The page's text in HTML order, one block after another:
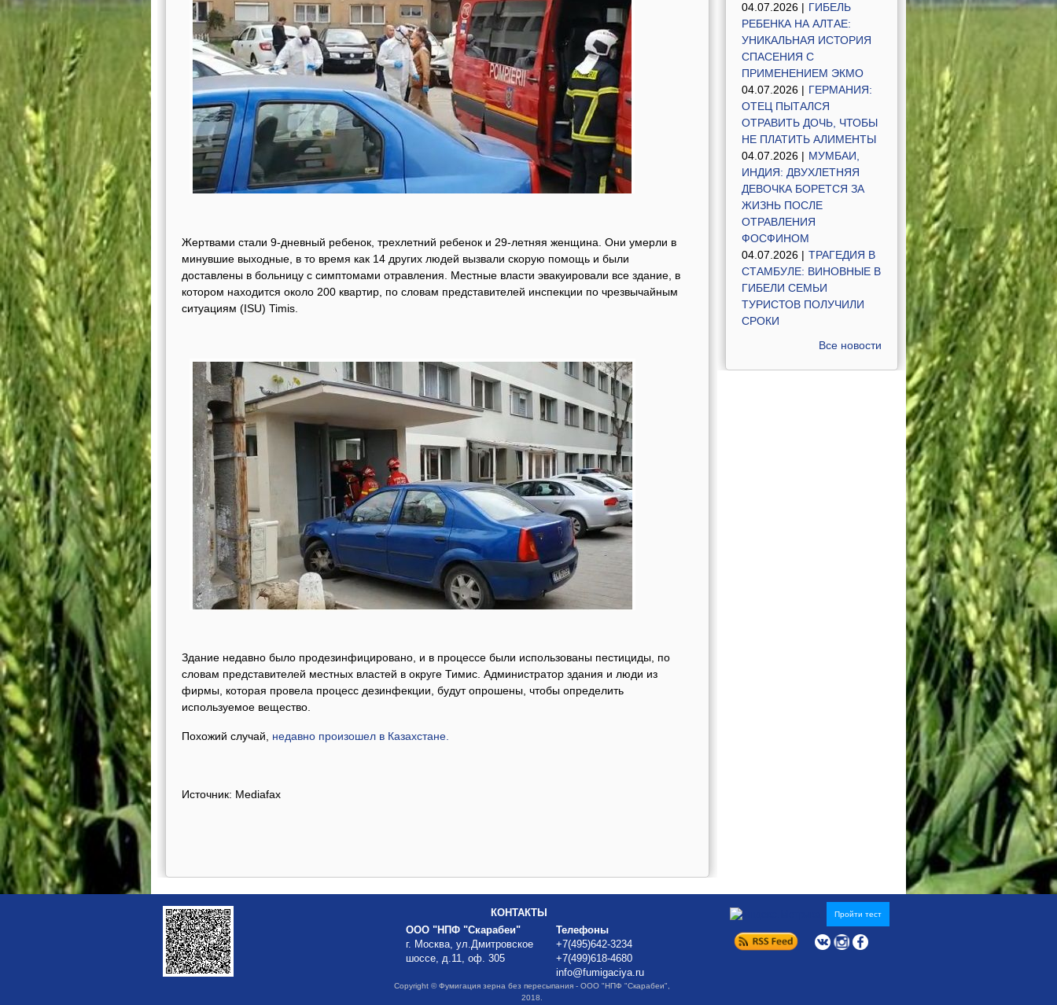
Жертвами стали 9-дневный ребенок, трехлетний ребенок и 29-летняя женщина. Они умерли в
минувшие выходные, в то время как 14 других людей вызвали скорую помощь и были
доставлены в больницу с симптомами отравления. Местные власти эвакуировали все здание, в
котором находится около 200 квартир, по словам представителей инспекции по чрезвычайным
ситуациям (ISU) Timis.
Здание недавно было продезинфицировано, и в процессе были использованы пестициды, по
словам представителей местных властей в округе Тимис. Администратор здания и люди из
фирмы, которая провела процесс дезинфекции, будут опрошены, чтобы определить
используемое вещество.
Похожий случай, недавно произошел в Казахстане.
Источник: Mediafax
04.07.2026 | ГИБЕЛЬ
РЕБЕНКА НА АЛТАЕ:
УНИКАЛЬНАЯ ИСТОРИЯ
СПАСЕНИЯ С
ПРИМЕНЕНИЕМ ЭКМО
04.07.2026 | ГЕРМАНИЯ:
ОТЕЦ ПЫТАЛСЯ
ОТРАВИТЬ ДОЧЬ, ЧТОБЫ
НЕ ПЛАТИТЬ АЛИМЕНТЫ
04.07.2026 | МУМБАИ,
ИНДИЯ: ДВУХЛЕТНЯЯ
ДЕВОЧКА БОРЕТСЯ ЗА
ЖИЗНЬ ПОСЛЕ
ОТРАВЛЕНИЯ
ФОСФИНОМ
04.07.2026 | ТРАГЕДИЯ В
СТАМБУЛЕ: ВИНОВНЫЕ В
ГИБЕЛИ СЕМЬИ
ТУРИСТОВ ПОЛУЧИЛИ
СРОКИ
Все новости
КОНТАКТЫ
ООО "НПФ "Скарабеи"
г. Москва, ул.Дмитровское
шоссе, д.11, оф. 305
Телефоны
+7(495)642-3234
+7(499)618-4680
info@fumigaciya.ru
Copyright © Фумигация зерна без пересыпания - ООО "НПФ "Скарабеи",
2018.
Пройти тест